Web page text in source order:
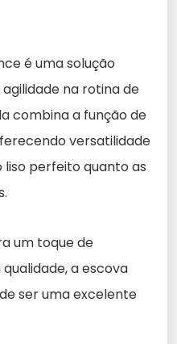
é uma solução
na rotina de
combina a função de
versatilidade
perfeito quanto as
um toque de
a escova
ser uma excelente